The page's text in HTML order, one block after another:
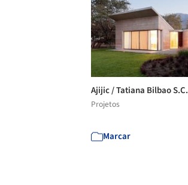
Ajijic / Tatiana Bilbao S.C.
Projetos
Marcar